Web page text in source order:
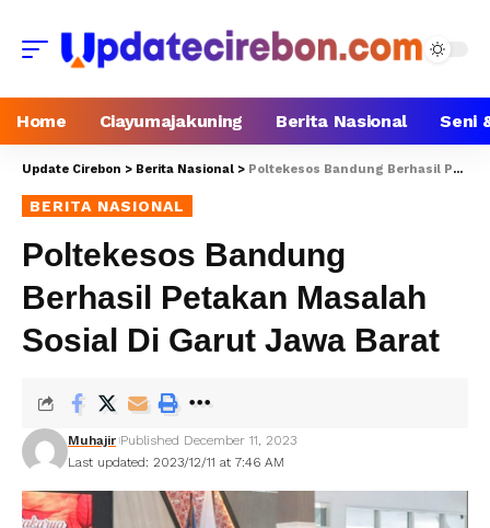
Home Ciayumajakuning Berita Nasional Seni
Update Cirebon > Berita Nasional > Poltekesos Bandung Berhasil Petakan Masalah Sosial Di Garut Jawa Barat
BERITA NASIONAL
Poltekesos Bandung
Berhasil Petakan Masalah
Sosial Di Garut Jawa Barat
Last updated: 2023/12/11 at 7:46 AM
Muhajir Published December 11, 2023